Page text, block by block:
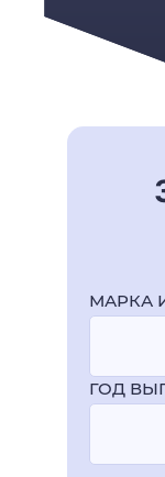
МАРКА
ГОД